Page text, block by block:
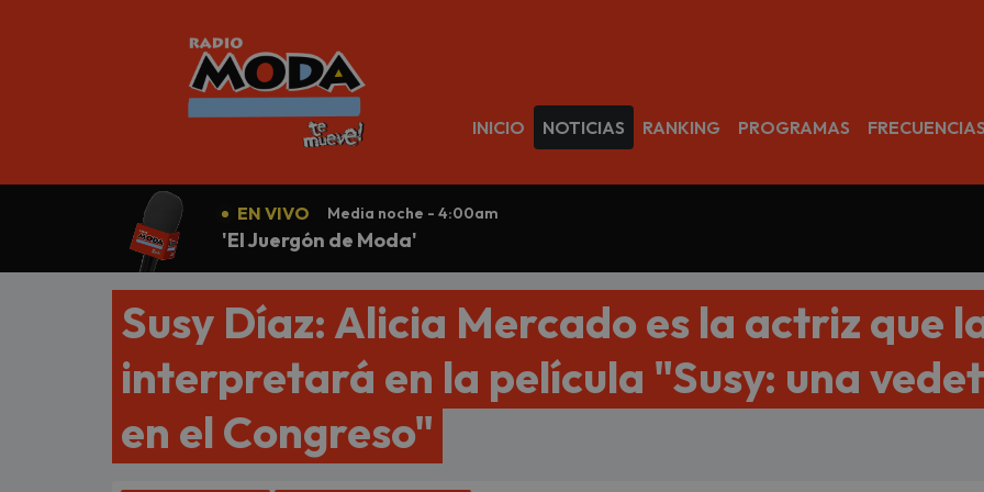
INICIO NOTICIAS RANKING PROGRAMAS FRECUENCIAS
EN VIVO Media noche - 4:00am
'El Juergón de Moda'
Susy Díaz: Alicia Mercado es la actriz que
interpretará en la película "Susy: una
en el Congreso"